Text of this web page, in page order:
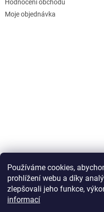
Používáme cookies,
prohlížení webu a díky
zlepšovali jeho funkce,
informací
Hodnocení obchodu
Moje objednávka